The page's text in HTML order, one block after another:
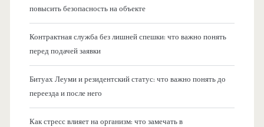
повысить безопасность на объекте
Контрактная служба без лишней спешки: что важно понять
перед подачей заявки
Битуах Леуми и резидентский статус: что важно понять до
переезда и после него
Как стресс влияет на организм: что замечать в